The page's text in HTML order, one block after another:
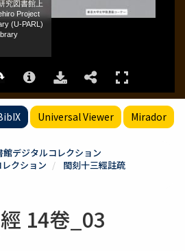
Universal Viewer Mirador
館デジタルコレクション
クション
閩刻十三經註疏
14卷_03